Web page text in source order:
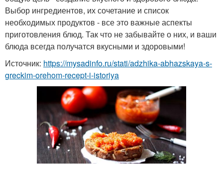
Выбор ингредиентов, их сочетание и список
необходимых продуктов - все это важные аспекты
приготовления блюд. Так что не забывайте о них, и ваши
блюда всегда получатся вкусными и здоровыми!
Источник: https://mysadinfo.ru/stati/adzhika-abhazskaya-s-
greckim-orehom-recept-i-istoriya